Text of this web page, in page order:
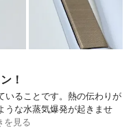
！
いることです。熱の伝わりが
うな水蒸気爆発が起きませ
を見る